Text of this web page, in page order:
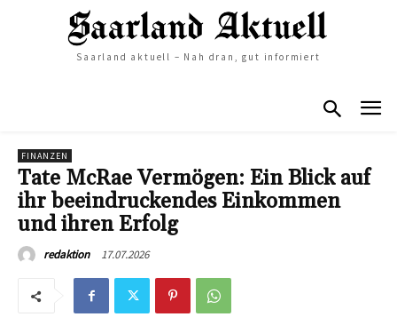
Saarland aktuell – Nah dran, gut informiert
FINANZEN
Tate McRae Vermögen: Ein Blick auf
ihr beeindruckendes Einkommen
und ihren Erfolg
redaktion 17.07.2026